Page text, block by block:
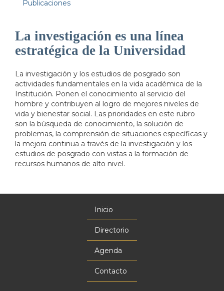
Publicaciones
La investigación es una línea
estratégica de la Universidad
La investigación y los estudios de posgrado son
actividades fundamentales en la vida académica de la
Institución. Ponen el conocimiento al servicio del
hombre y contribuyen al logro de mejores niveles de
vida y bienestar social. Las prioridades en este rubro
son la búsqueda de conocimiento, la solución de
problemas, la comprensión de situaciones específicas y
la mejora continua a través de la investigación y los
estudios de posgrado con vistas a la formación de
recursos humanos de alto nivel.
Inicio
Directorio
Agenda
Contacto